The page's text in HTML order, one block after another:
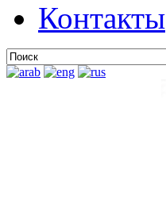
Контакты